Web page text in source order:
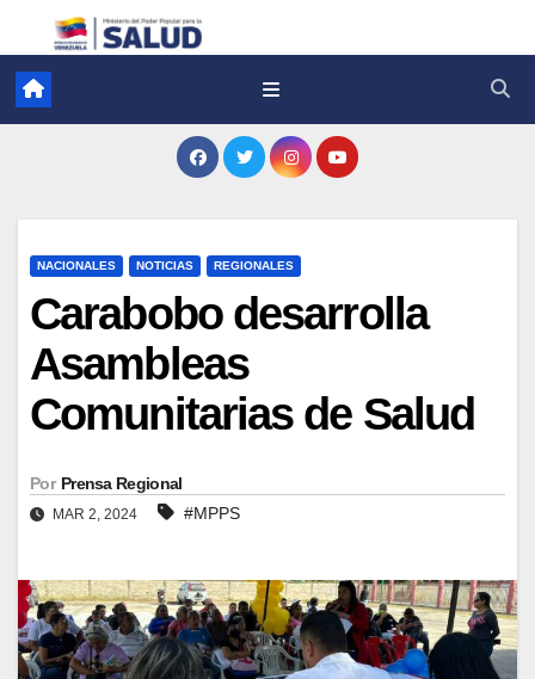
NACIONALES NOTICIAS REGIONALES
Carabobo desarrolla
Asambleas
Comunitarias de Salud
Por Prensa Regional
MAR 2, 2024 #MPPS